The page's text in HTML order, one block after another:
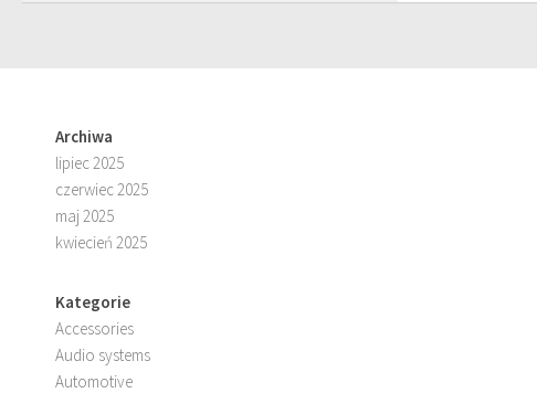
Archiwa
lipiec 2025
czerwiec 2025
maj 2025
kwiecień 2025
Kategorie
Accessories
Audio systems
Automotive